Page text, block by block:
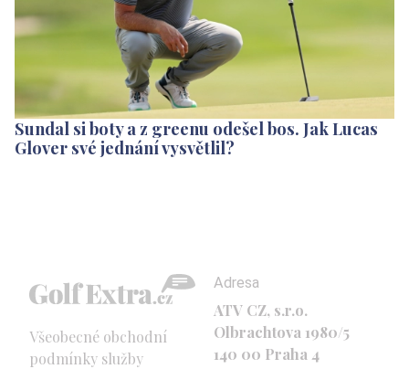
Sundal si boty a z greenu odešel bos. Jak Lucas
Glover své jednání vysvětlil?
Všeobecné obchodní
podmínky služby
Adresa
ATV CZ, s.r.o.
Olbrachtova 1980/5
140 00 Praha 4